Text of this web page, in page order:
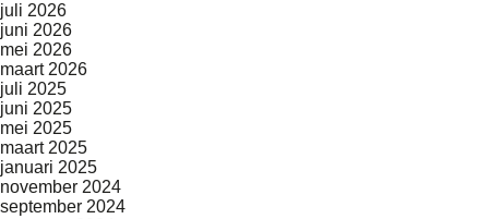
juli 2026
juni 2026
mei 2026
maart 2026
juli 2025
juni 2025
mei 2025
maart 2025
januari 2025
november 2024
september 2024